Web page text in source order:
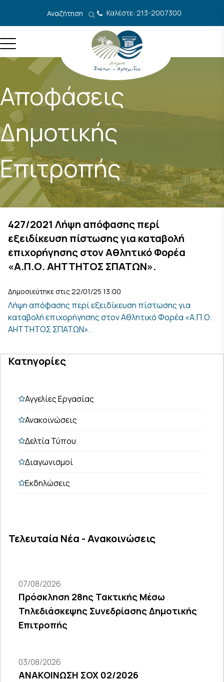
Αναζήτηση Καλέστε: 213-2007300
Αποφάσεις
Δημοτικής
Επιτροπής
427/2021 Λήψη απόφασης περί
εξειδίκευση πίστωσης για καταβολή
επιχορήγησης στον Αθλητικό Φορέα
«Α.Π.Ο. ΑΗΤΤΗΤΟΣ ΣΠΑΤΩΝ».
Δημοσιεύτηκε στις 22/01/25 13:00
Λήψη απόφασης περί εξειδίκευση πίστωσης για
καταβολή επιχορήγησης στον Αθλητικό Φορέα «Α.Π.Ο.
ΑΗΤΤΗΤΟΣ ΣΠΑΤΩΝ».
Κατηγορίες
Αγγελίες Εργασίας
Ανακοινώσεις
Δελτία Τύπου
Διαγωνισμοί
Εκδηλώσεις
Τελευταία Νέα - Ανακοινώσεις
07/08/2026
Πρόσκληση 28ης Τακτικής Μέσω
Τηλεδιάσκεψης Συνεδρίασης Δημοτικής
Επιτροπής
03/08/2026
ΑΝΑΚΟΙΝΩΣΗ ΣΟΧ 02/2026